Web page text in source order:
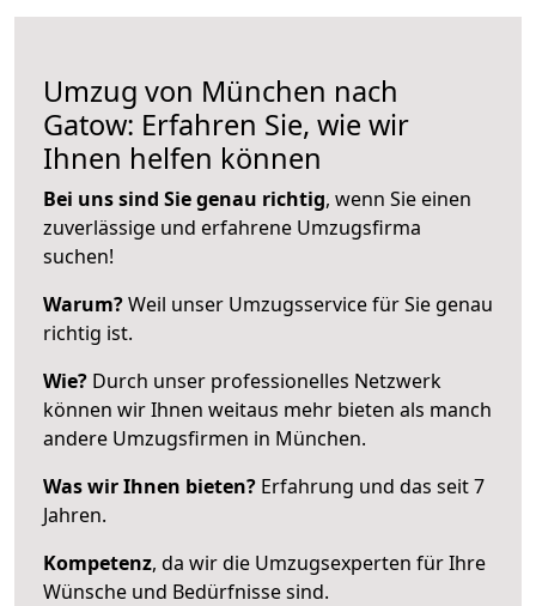
Umzug von München nach
Gatow: Erfahren Sie, wie wir
Ihnen helfen können
Bei uns sind Sie genau richtig, wenn Sie einen
zuverlässige und erfahrene Umzugsfirma
suchen!
Warum?Weil unser Umzugsservice für Sie genau
richtig ist.
Wie? Durch unser professionelles Netzwerk
können wir Ihnen weitaus mehr bieten als manch
andere Umzugsfirmen in München.
Was wir Ihnen bieten? Erfahrung und das seit 7
Jahren.
Kompetenz, da wir die Umzugsexperten für Ihre
Wünsche und Bedürfnisse sind.